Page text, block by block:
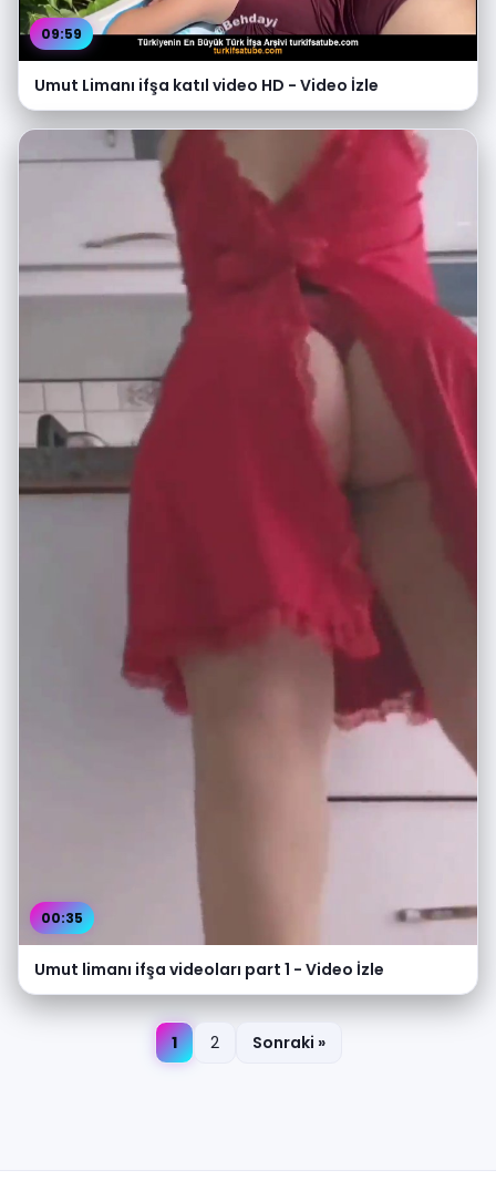
09:59
Umut Limanı ifşa katıl video HD - Video İzle
00:35
Umut limanı ifşa videoları part 1 - Video İzle
1 2 Sonraki »